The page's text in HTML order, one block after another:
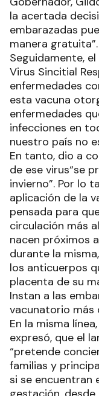
la acertada
embarazadas
manera gratuita”.
Seguidamente,
Virus Sincitial
enfermedades
esta vacuna
enfermedades
infecciones en
nuestro país no
En tanto, dio a
de ese virus“se
invierno”. Por lo
aplicación de la
pensada para
circulación más
nacen próximos
durante la
los anticuerpos
placenta de su
Instan a las
vacunatorio más
En la misma
expresó, que el
“pretende
familias y
si se encuentran